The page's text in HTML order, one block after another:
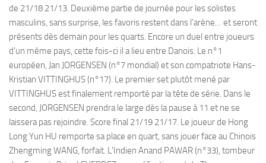
de 21/18 21/13. Deuxième partie de journée pour les solistes
masculins, sans surprise, les favoris restent dans l’arène… et seront
présents dès demain pour les quarts. Encore un duel entre joueurs
d’un même pays, cette fois-ci il a lieu entre Danois. Le n°1
européen, Jan JORGENSEN (n°7 mondial) et son compatriote Hans-
Kristian VITTINGHUS (n°17). Le premier set plutôt mené par
VITTINGHUS est finalement remporté par la tête de série. Dans le
second, JORGENSEN prendra le large dès la pause à 11 et ne se
laissera pas rejoindre. Score final 21/19 21/17. Le joueur de Hong
Long Yun HU remporte sa place en quart, sans jouer face au Chinois
Zhengming WANG, forfait. L’Indien Anand PAWAR (n°33), tombeur